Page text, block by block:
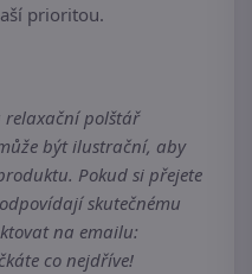
prioritou.
relaxační polštář
být ilustrační, aby
Pokud si přejete
skutečnému
na emailu:
co nejdříve!